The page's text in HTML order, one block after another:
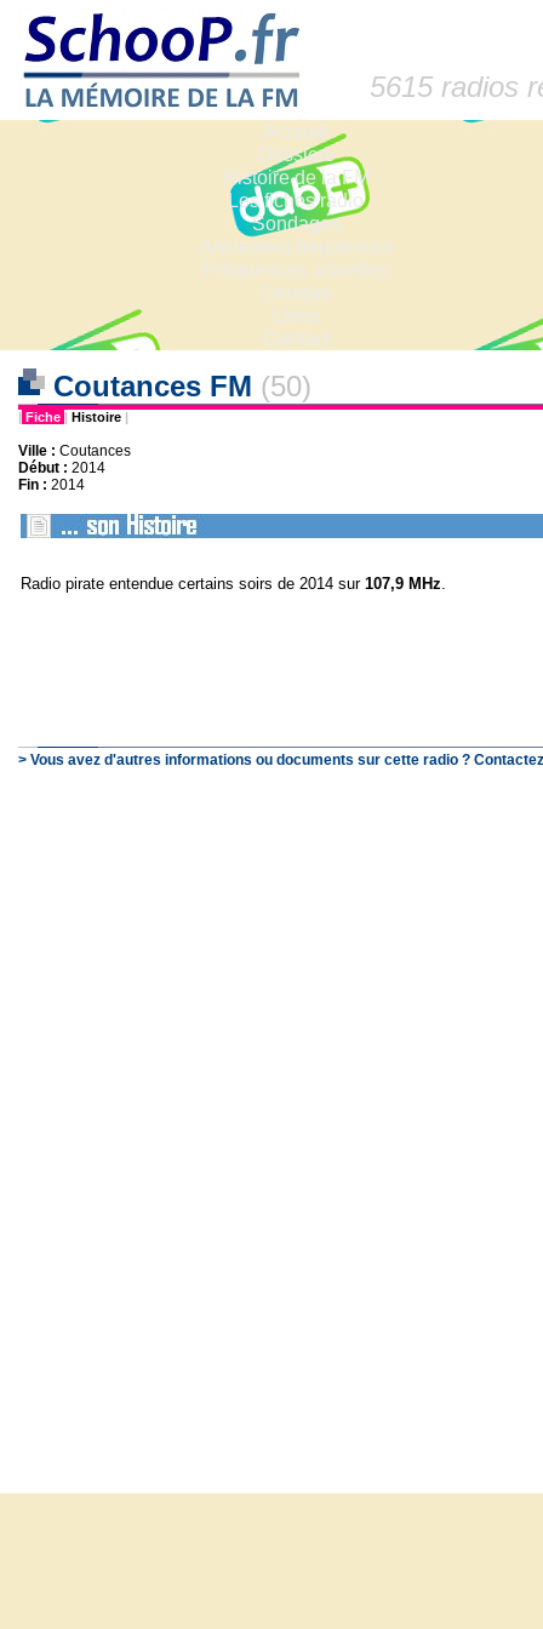
5615 radios
Accueil
Dossiers
Histoire de la FM
Les fiches radio
Sondages
Anciennes fréquences
Fréquences actuelles
Lexique
Liens
Contact
Coutances FM (50)
| Fiche | Histoire |
Ville : Coutances
Début : 2014
Fin : 2014
Radio pirate entendue certains soirs de 2014 sur 107,9 MHz.
> Vous avez d'autres informations ou documents sur cette radio ?